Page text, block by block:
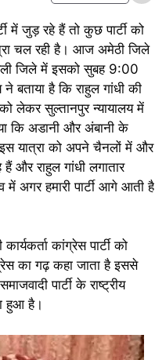
में जुड़ रहे हैं तो कुछ पार्टी को
चल रही है। आज अमेठी जिले
जिले में इसको सुबह 9:00
बताया है कि राहुल गांधी की
लेकर सुल्तानपुर न्यायालय में
कि अडानी और अंबानी के
यात्रा को अपने चैनलों में और
और राहुल गांधी लगातार
हमारी पार्टी आगे आती है
कांग्रेस पार्टी को
का गढ़ कहा जाता है इससे
पार्टी के राष्ट्रीय
हुआ है।